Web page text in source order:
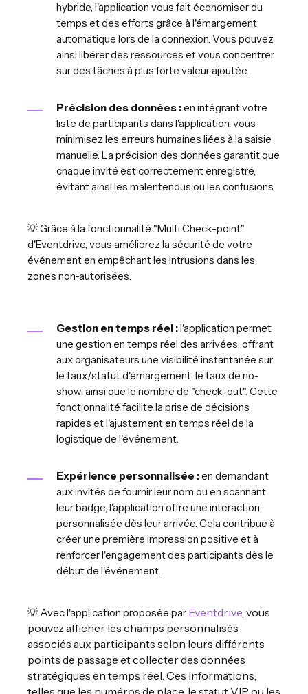
hybride, l'application vous fait économiser du
temps et des efforts grâce à l'émargement
automatique lors de la connexion. Vous pouvez
ainsi libérer des ressources et vous concentrer
sur des tâches à plus forte valeur ajoutée.
Précision des données :en intégrant votre
liste de participants dans l'application, vous
minimisez les erreurs humaines liées à la saisie
manuelle. La précision des données garantit que
chaque invité est correctement enregistré,
évitant ainsi les malentendus ou les confusions.
💡 Grâce à la fonctionnalité "Multi Check-point"
d'Eventdrive, vous améliorez la sécurité de votre
événement en empêchant les intrusions dans les
zones non-autorisées.
Gestion en temps réel :l'application permet
une gestion en temps réel des arrivées, offrant
aux organisateurs une visibilité instantanée sur
le taux/statut d'émargement, le taux de no-
show, ainsi que le nombre de "check-out". Cette
fonctionnalité facilite la prise de décisions
rapides et l'ajustement en temps réel de la
logistique de l'événement.
Expérience personnalisée :en demandant
aux invités de fournir leur nom ou en scannant
leur badge, l'application offre une interaction
personnalisée dès leur arrivée. Cela contribue à
créer une première impression positive et à
renforcer l'engagement des participants dès le
début de l'événement.
💡 Avec l'application proposée par Eventdrive, vous
pouvez afficher les champs personnalisés
associés aux participants selon leurs différents
points de passage et collecter des données
stratégiques en temps réel. Ces informations,